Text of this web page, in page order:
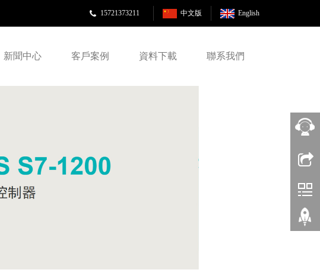
English
中文版
15721373211
新聞中心 客戶案例 資料下載 聯系我們